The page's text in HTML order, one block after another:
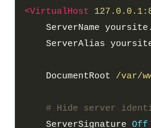
<VirtualHost
    DocumentRoot
/var/
# Hide server
    ServerSignature
Off